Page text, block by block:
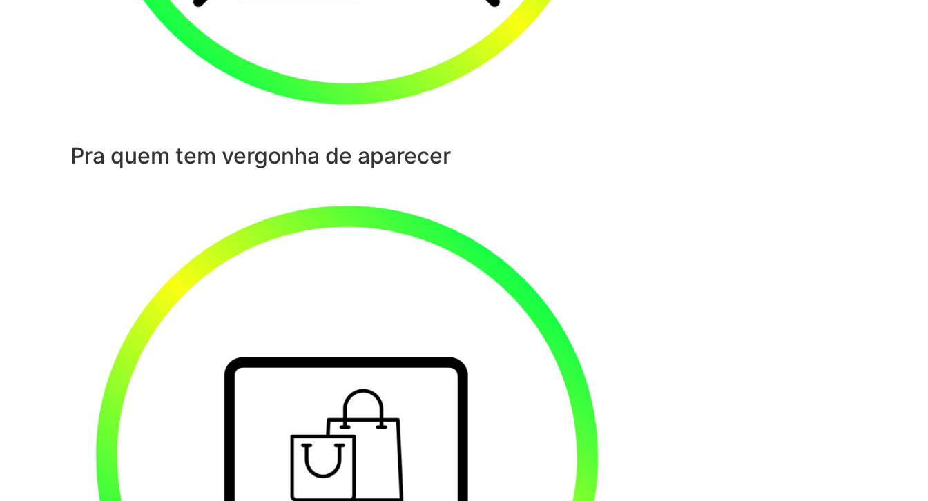
Pra quem tem vergonha de aparecer